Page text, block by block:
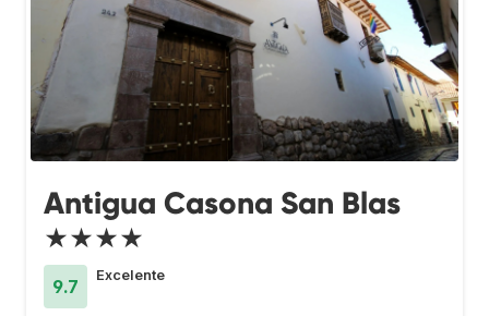
Antigua Casona San Blas
★★★★
9.7
Excelente